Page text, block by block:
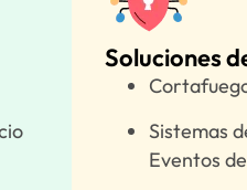
Soluciones
Sistemas
Eventos